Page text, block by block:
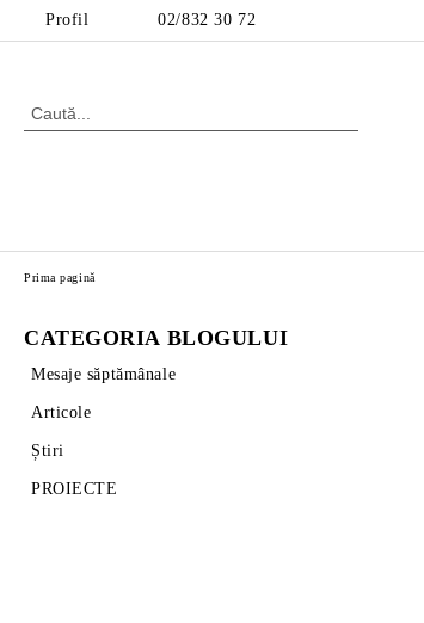
Profil 02/832 30 72
CATEGORIA BLOGULUI
Mesaje săptămânale
Articole
Știri
PROIECTE
Prima pagină